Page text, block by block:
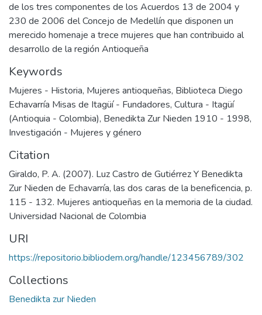
de los tres componentes de los Acuerdos 13 de 2004 y
230 de 2006 del Concejo de Medellín que disponen un
merecido homenaje a trece mujeres que han contribuido al
desarrollo de la región Antioqueña
Keywords
Mujeres - Historia, Mujeres antioqueñas, Biblioteca Diego
Echavarría Misas de Itagüí - Fundadores, Cultura - Itagüí
(Antioquia - Colombia), Benedikta Zur Nieden 1910 - 1998,
Investigación - Mujeres y género
Citation
Giraldo, P. A. (2007). Luz Castro de Gutiérrez Y Benedikta
Zur Nieden de Echavarría, las dos caras de la beneficencia, p.
115 - 132. Mujeres antioqueñas en la memoria de la ciudad.
Universidad Nacional de Colombia
URI
https://repositorio.bibliodem.org/handle/123456789/302
Collections
Benedikta zur Nieden